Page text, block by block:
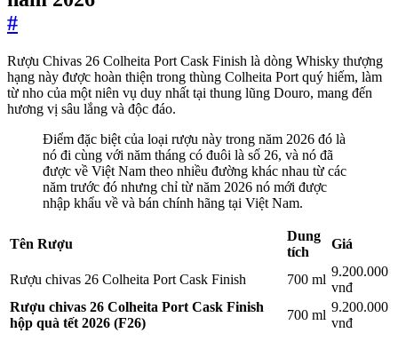
#
Rượu Chivas 26 Colheita Port Cask Finish là dòng Whisky thượng
hạng này được hoàn thiện trong thùng Colheita Port quý hiếm, làm
từ nho của một niên vụ duy nhất tại thung lũng Douro, mang đến
hương vị sâu lắng và độc đáo.
Điểm đặc biệt của loại rượu này trong năm 2026 đó là
nó đi cùng với năm tháng có đuôi là số 26, và nó đã
được về Việt Nam theo nhiều đường khác nhau từ các
năm trước đó nhưng chỉ từ năm 2026 nó mới được
nhập khẩu về và bán chính hãng tại Việt Nam.
Tên Rượu
Dung
tích
Giá
Rượu chivas 26 Colheita Port Cask Finish 700 ml
9.200.000
vnđ
Rượu chivas 26 Colheita Port Cask Finish
hộp quà tết 2026 (F26)
700 ml
9.200.000
vnđ